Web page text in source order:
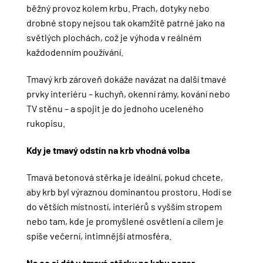
běžný provoz kolem krbu. Prach, dotyky nebo
drobné stopy nejsou tak okamžitě patrné jako na
světlých plochách, což je výhoda v reálném
každodenním používání.
Tmavý krb zároveň dokáže navázat na další tmavé
prvky interiéru – kuchyň, okenní rámy, kování nebo
TV stěnu – a spojit je do jednoho uceleného
rukopisu.
Kdy je tmavý odstín na krb vhodná volba
Tmavá betonová stěrka je ideální, pokud chcete,
aby krb byl výraznou dominantou prostoru. Hodí se
do větších místností, interiérů s vyšším stropem
nebo tam, kde je promyšlené osvětlení a cílem je
spíše večerní, intimnější atmosféra.